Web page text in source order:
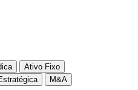
Ativo Fixo
M&A